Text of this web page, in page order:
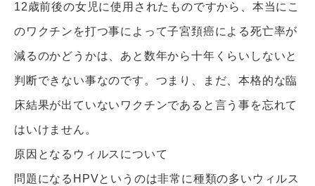
12歳前後の女児に使用されたものですから、本当にこ
のワクチンを打つ事によって子宮頚癌による死亡率が
減るのかどうかは、あと数年から十年くらいしないと
判断できない事なのです。つまり、まだ、本格的な臨
床結果が出ていないワクチンであると言う事を忘れて
はいけません。
原因となるウィルスについて
問題になるHPVというのは非常に種類の多いウィルス